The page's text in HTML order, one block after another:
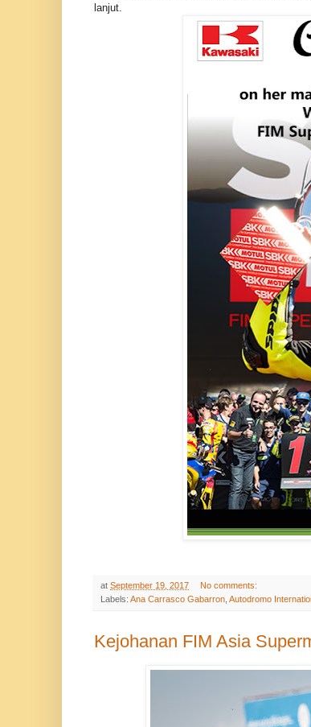
lanjut.
at September 19, 2017
No comments:
Labels: Ana Carrasco Gabarron Autodromo
Kejohanan FIM Asia